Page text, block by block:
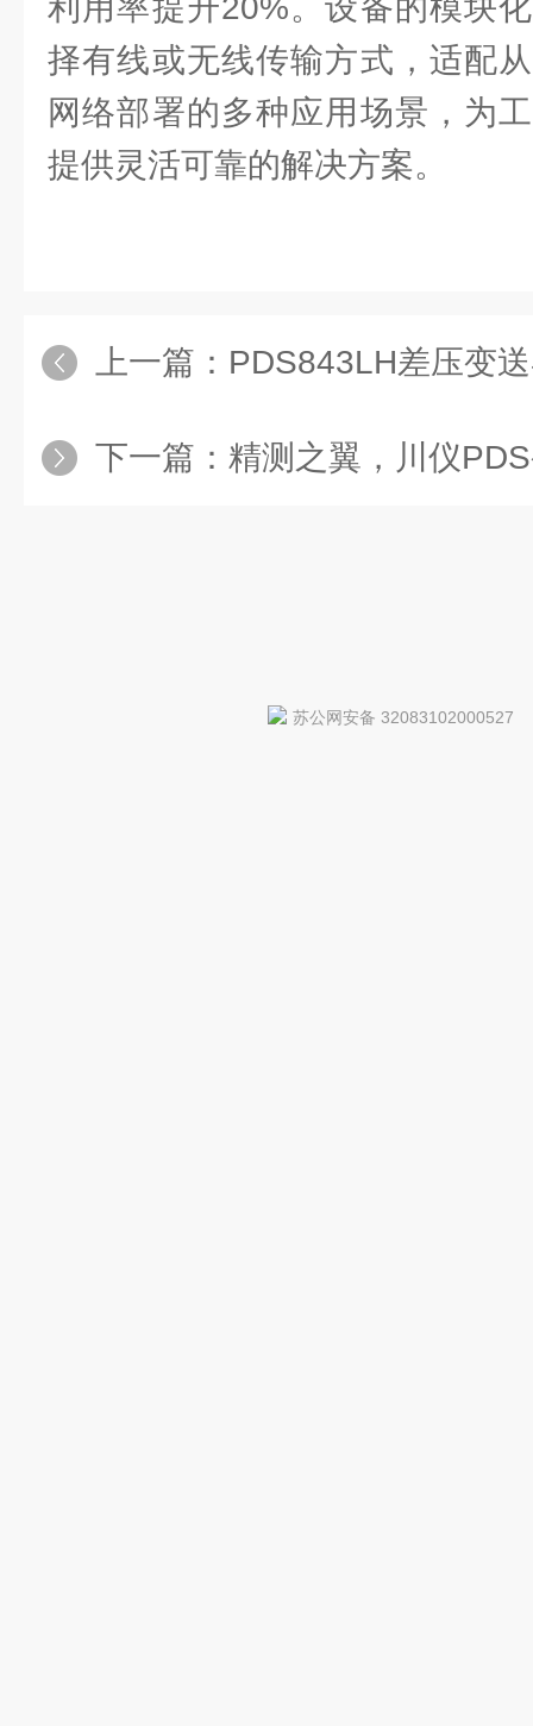
利用率提升20%。设备的模块
择有线或无线传输方式，适配
网络部署的多种应用场景，为
提供灵活可靠的解决方案。
上一篇： PDS843LH差压变送器：
下一篇： 精测之翼，川仪
苏公网安备 32083102000527